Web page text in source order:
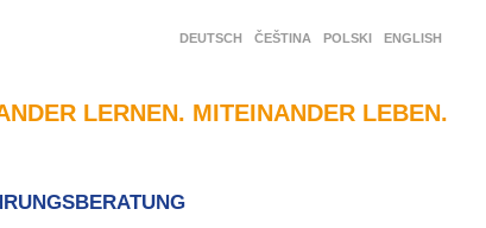
DEUTSCH ČEŠTINA POLSKI ENGLISH
LERNEN. MITEINANDER LEBEN.